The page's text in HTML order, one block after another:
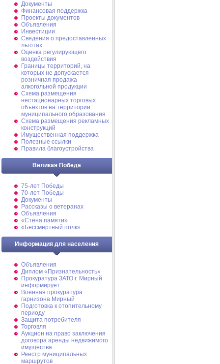
Документы
Финансовая поддержка
Проекты документов
Объявления
Инвестиции
Сведения о предоставленных
льготах
Оценка регулирующего
воздействия
Границы территорий, на
которых не допускается
розничная продажа
алкогольной продукции
Схема размещения
нестационарных торговых
объектов на территории
муниципального образования
Схема размещения рекламных
конструкций
Имущественная поддержка
Полезные ссылки
Правила благоустройства
Великая Победа
75-лет Победы
70-лет Победы
Документы
Рассказы о ветеранах
Объявления
«Стена памяти»
«Бессмертный полк»
Информация для населения
Объявления
Диплом «Признательность»
Прокуратура ЗАТО г. Мирный
информирует
Военная прокуратура
гарнизона Мирный
Подготовка к отопительному
периоду
Защита потребителя
Торговля
Аукцион на право заключения
договора аренды недвижимого
имущества
Реестр муниципальных
маршрутов